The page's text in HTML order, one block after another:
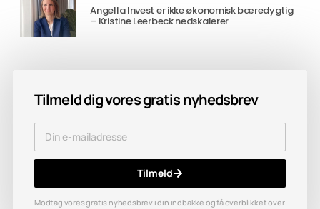
Angella Invest er ikke økonomisk bæredygtig
– Kristine Leerbeck nedskalerer
Tilmeld dig vores gratis nyhedsbrev
Tilmeld
Modtag vores gratis nyhedsbrev i din indbakke og få overblikket over